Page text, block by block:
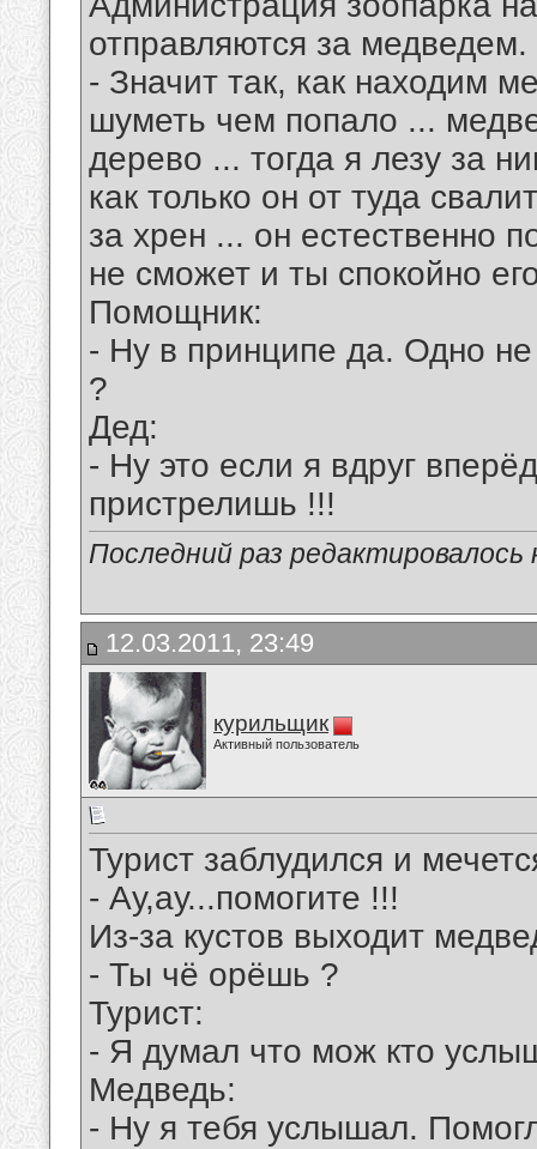
отправляются за
- Значит так, как находим
шуметь чем попало ...
дерево ... тогда я лезу за
как только он от туда
за хрен ... он естественно
не сможет и ты спокойно
Помощник:
- Ну в принципе да. Одно
?
Дед:
- Ну это если я вдруг
пристрелишь !!!
Последний раз
12.03.2011, 23:49
курильщик
Активный пользователь
Турист заблудился и
- Ау,ау...помогите !!!
Из-за кустов выходит
- Ты чё орёшь ?
Турист:
- Я думал что мож кто
Медведь:
- Ну я тебя услышал.